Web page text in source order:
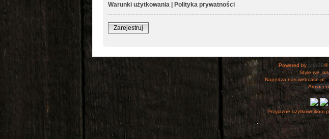
Warunki użytkowania
Polityka prywatności
Zarejestruj
Powered by phpBB®
Style
Napędza nas webcase.pl -
Przyjazne użytkownikom